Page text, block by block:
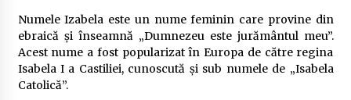
Numele Izabela este un nume feminin care provine din
ebraică și înseamnă „Dumnezeu este jurământul meu”.
Acest nume a fost popularizat în Europa de către regina
Isabela I a Castiliei, cunoscută și sub numele de „Isabela
Catolică”.